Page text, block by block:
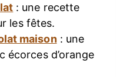
: une recette
les fêtes.
maison: une
écorces d’orange